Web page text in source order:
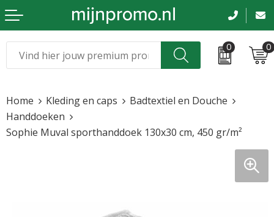
0 0
Kleding & caps
Sportkleding
Sinterklaas
Voetbal, EK en WK
Home Kleding en caps
Badtextiel en Douche
Handdoeken
Sophie Muval sporthanddoek 130x30 cm, 450 gr/m²